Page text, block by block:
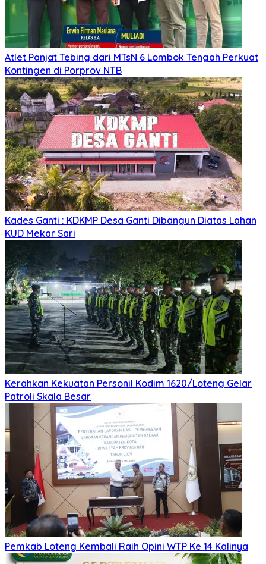
Atlet Panjat Tebing dari MTsN 6 Lombok Tengah Perkuat
Kontingen di Porprov NTB
Kades Ganti : KDKMP Desa Ganti Dibangun Diatas Lahan
KUD Mekar Sari
Kerahkan Kekuatan Personil Kodim 1620/Loteng Gelar
Patroli Skala Besar
Pemkab Loteng Kembali Raih Opini WTP Ke 14 Kalinya